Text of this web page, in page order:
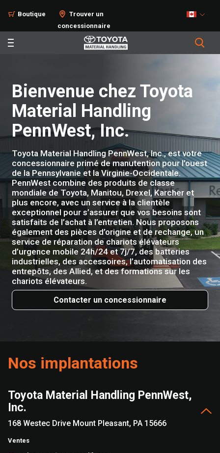
Boutique
Trouver un
concessionnaire
Bienvenue chez Toyota
Material Handling
PennWest, Inc.
Toyota Material Handling PennWest, Inc., est votre
concessionnaire primé de manutention pour l’ouest
de la Pennsylvanie et la Virginie-Occidentale.
PennWest combine des produits de classe
mondiale de Toyota, Manitou, Drexel, Karcher et
plus encore, avec un service à la clientèle
exceptionnel pour s’assurer que vos besoins sont
satisfaits de l’achat à l’entretien. Nous proposons
également des pièces d’origine et de rechange, un
service de réparation de chariots élévateurs
d’urgence mobile 24h/24 et 7j/7, des batteries
industrielles, des accessoires, l’automatisation des
entrepôts, des Allied, et des formations sur les
chariots élévateurs.
Contacter un concessionnaire
Nos implantations
Toyota Material Handling PennWest,
Inc.
168 Westec Drive Mount Pleasant, PA 15666
Ventes